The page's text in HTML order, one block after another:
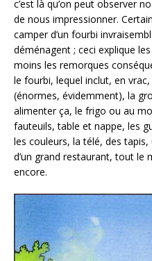
c’est là qu’on peut observer
de nous impressionner.
camper d’un fourbi
déménagent ; ceci explique
moins les remorques
le fourbi, lequel inclut, en
(énormes, évidemment), la
alimenter ça, le frigo ou au
fauteuils, table et nappe, les
les couleurs, la télé, des
d’un grand restaurant, tout le
encore.